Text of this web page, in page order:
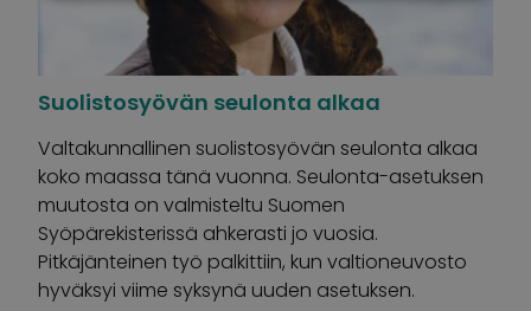
Suolistosyövän seulonta alkaa
Valtakunnallinen suolistosyövän seulonta alkaa
koko maassa tänä vuonna. Seulonta-asetuksen
muutosta on valmisteltu Suomen
Syöpärekisterissä ahkerasti jo vuosia.
Pitkäjänteinen työ palkittiin, kun valtioneuvosto
hyväksyi viime syksynä uuden asetuksen.